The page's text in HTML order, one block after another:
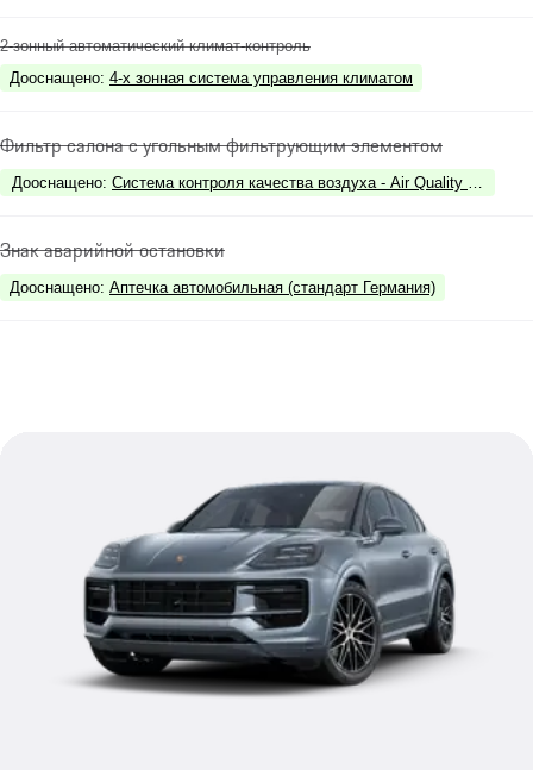
2-зонный автоматический климат-контроль
Дооснащено: 4-х зонная система управления климатом
Фильтр салона с угольным фильтрующим элементом
Дооснащено: Система контроля качества воздуха - Air Quality System
Знак аварийной остановки
Дооснащено: Аптечка автомобильная (стандарт Германия)